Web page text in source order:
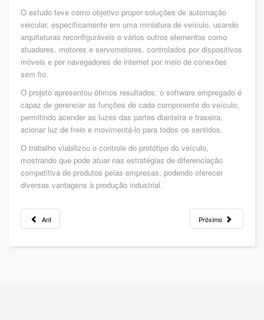
O estudo teve como objetivo propor soluções de automação
veicular, especificamente em uma miniatura de veículo, usando
arquiteturas reconfiguráveis e vários outros elementos como
atuadores, motores e servomotores, controlados por dispositivos
móveis e por navegadores de internet por meio de conexões
sem fio.
O projeto apresentou ótimos resultados: o software empregado é
capaz de gerenciar as funções de cada componente do veículo,
permitindo acender as luzes das partes dianteira e traseira,
acionar luz de freio e movimentá-lo para todos os sentidos.
O trabalho viabilizou o controle do protótipo do veículo,
mostrando que pode atuar nas estratégias de diferenciação
competitiva de produtos pelas empresas, podendo oferecer
diversas vantagens à produção industrial.
Ant Próximo